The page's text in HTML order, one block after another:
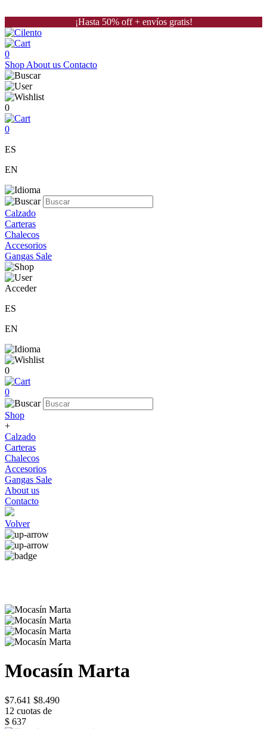
¡Hasta 50% off + envíos gratis!
0
Shop About us Contacto
0
0
ES
EN
Calzado
Carteras
Chalecos
Accesorios
Gangas Sale
Acceder
ES
EN
0
0
Shop
+
Calzado
Carteras
Chalecos
Accesorios
Gangas Sale
About us
Contacto
Volver
Mocasín Marta
$7.641 $8.490
12 cuotas de
$ 637